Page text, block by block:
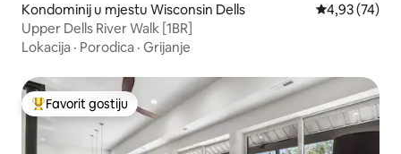
Kondominij u mjestu Wisconsin Dells Prosječna
4,93 (74)
Upper Dells River Walk [1BR]
Lokacija · Porodica · Grijanje
Glavni favorit gostiju
Favorit gostiju